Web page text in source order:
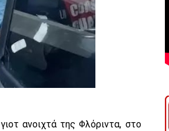
ανοιχτά της Φλόριντα, στο